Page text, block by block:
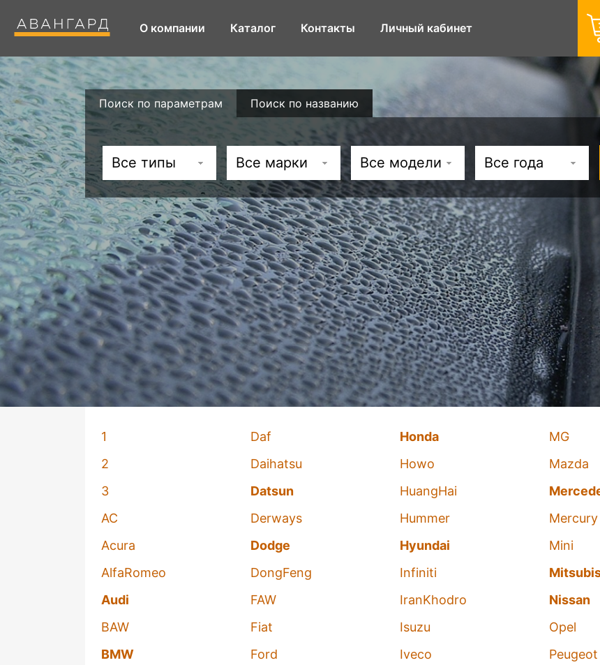
О компании Каталог Контакты Личный кабинет
Поиск по параметрам Поиск по названию
Все типы Все марки Все модели Все года
1
2
3
AC
Acura
AlfaRomeo
Audi
BAW
BMW
Daf
Daihatsu
Datsun
Derways
Dodge
DongFeng
FAW
Fiat
Ford
Honda
Howo
HuangHai
Hummer
Hyundai
Infiniti
IranKhodro
Isuzu
Iveco
MG
Mazda
Mercury
Mini
Nissan
Opel
Peugeot